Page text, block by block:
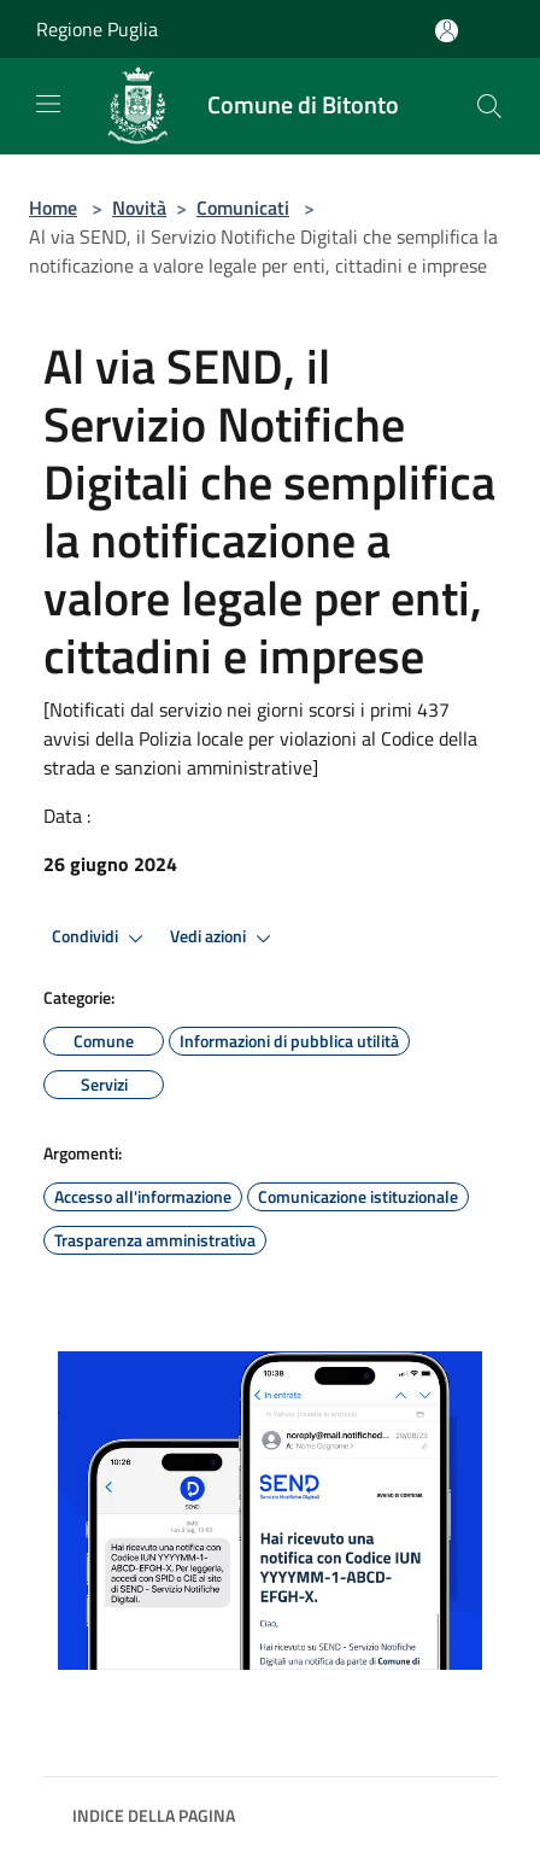
Regione Puglia
Comune di Bitonto
Home > Novità > Comunicati >
Al via SEND, il Servizio Notifiche Digitali che semplifica la
notificazione a valore legale per enti, cittadini e imprese
Al via SEND, il
Servizio Notifiche
Digitali che semplifica
la notificazione a
valore legale per enti,
cittadini e imprese
[Notificati dal servizio nei giorni scorsi i primi 437
avvisi della Polizia locale per violazioni al Codice della
strada e sanzioni amministrative]
Data :
26 giugno 2024
Condividi Vedi azioni
Categorie:
Comune
Informazioni di pubblica utilità
Servizi
Argomenti:
Accesso all'informazione
Comunicazione istituzionale
Trasparenza amministrativa
INDICE DELLA PAGINA